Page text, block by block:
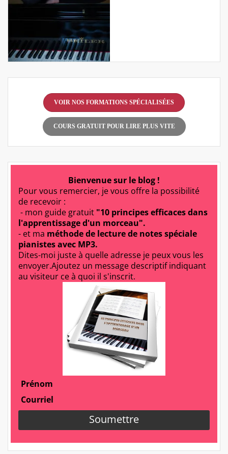
VOIR NOS FORMATIONS SPÉCIALISÉES
COURS GRATUIT POUR LIRE PLUS VITE